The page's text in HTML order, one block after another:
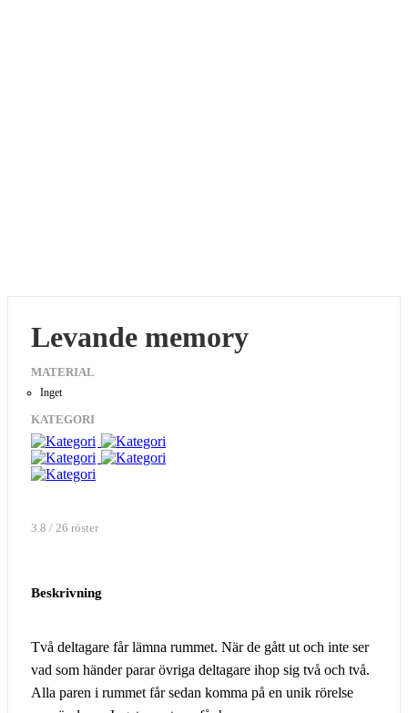
Levande memory
MATERIAL
Inget
KATEGORI
3.8 / 26 röster
Beskrivning
Två deltagare får lämna rummet. När de gått ut och inte ser
vad som händer parar övriga deltagare ihop sig två och två.
Alla paren i rummet får sedan komma på en unik rörelse